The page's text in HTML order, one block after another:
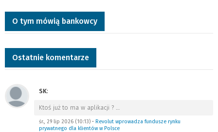
O tym mówią bankowcy
Ostatnie komentarze
SK:
Ktoś już to ma w aplikacji ? …
śr., 29 lip 2026 (10:13) • Revolut wprowadza fundusze rynku
prywatnego dla klientów w Polsce